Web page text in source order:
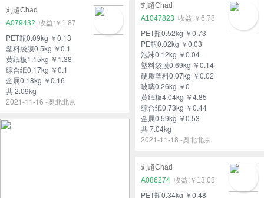
刘超Chad
A1047823
￥6.78
PET瓶0.52kg ￥0.73
PE瓶0.02kg ￥0.03
泡沫0.12kg ￥0.04
塑料袋膜0.69kg ￥0.14
硬质塑料0.07kg ￥0.02
玻璃0.26kg ￥0
黄纸板4.04kg ￥4.85
综合纸0.73kg ￥0.44
金属0.59kg ￥0.53
共 7.04kg
2021-11-18 -奥北北京
刘超Chad
A079432
￥1.87
PET瓶0.09kg ￥0.13
塑料袋膜0.5kg ￥0.1
黄纸板1.15kg ￥1.38
综合纸0.17kg ￥0.1
金属0.18kg ￥0.16
共 2.09kg
2021-11-16 -奥北北京
刘超Chad
A086274
￥13.08
PET瓶0.34kg ￥0.48